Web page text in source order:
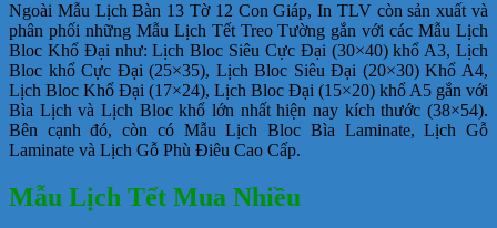
Ngoài Mẫu Lịch Bàn 13 Tờ 12 Con Giáp, In TLV còn sản xuất và
phân phối những Mẫu Lịch Tết Treo Tường gắn với các Mẫu Lịch
Bloc Khổ Đại như: Lịch Bloc Siêu Cực Đại (30×40) khổ A3, Lịch
Bloc khổ Cực Đại (25×35), Lịch Bloc Siêu Đại (20×30) Khổ A4,
Lịch Bloc Khổ Đại (17×24), Lịch Bloc Đại (15×20) khổ A5 gắn với
Bìa Lịch và Lịch Bloc khổ lớn nhất hiện nay kích thước (38×54).
Bên cạnh đó, còn có Mẫu Lịch Bloc Bìa Laminate, Lịch Gỗ
Laminate và Lịch Gỗ Phù Điêu Cao Cấp.
Mẫu Lịch Tết Mua Nhiều